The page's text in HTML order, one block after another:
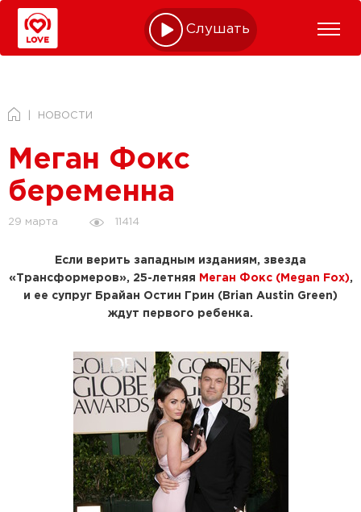
Слушать online
НОВОСТИ
Меган Фокс
беременна
29 марта 11414
Если верить западным изданиям, звезда
«Трансформеров», 25-летняя
Меган Фокс (Megan Fox),
и ее супруг Брайан Остин Грин (Brian Austin Green)
ждут первого ребенка.